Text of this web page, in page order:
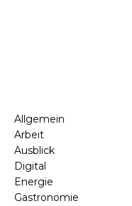
Allgemein
Arbeit
Ausblick
Digital
Energie
Gastronomie